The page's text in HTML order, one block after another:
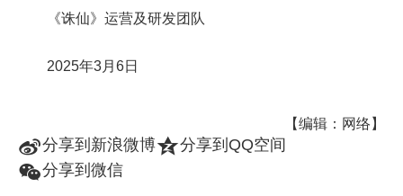
《诛仙》运营及研发团队
2025年3月6日
【编辑：网络】
t分享到新浪微博z分享到QQ空间
w分享到微信